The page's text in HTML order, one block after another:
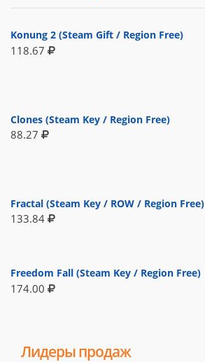
Konung 2 (Steam Gift / Region Free)
118.67
Clones (Steam Key / Region Free)
88.27
Fractal (Steam Key / ROW / Region Free)
133.84
Freedom Fall (Steam Key / Region Free)
174.00
Лидеры продаж